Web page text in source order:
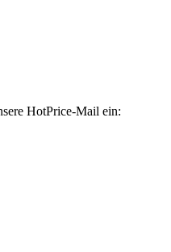
HotPrice-Mail ein: